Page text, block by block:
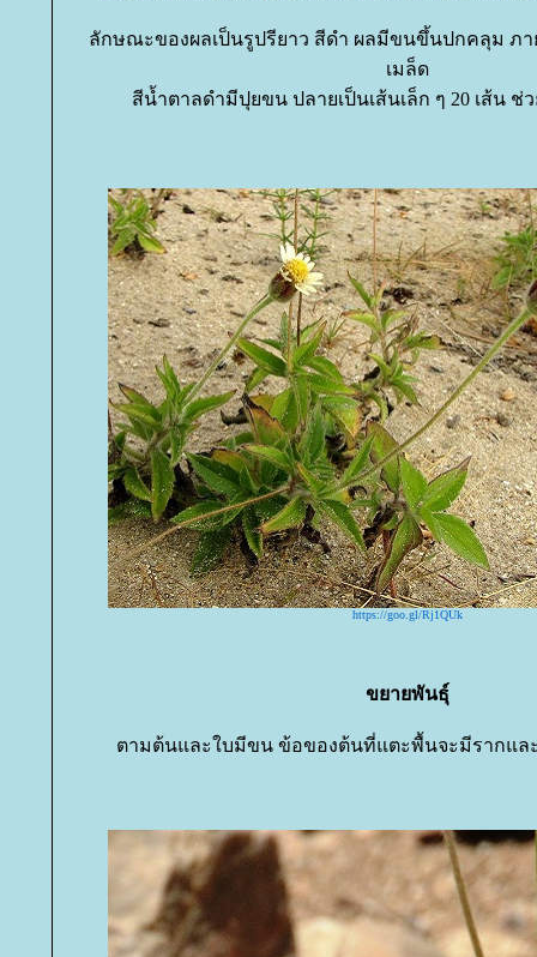
ลักษณะของผลเป็นรูปรียาว สีดำ ผลมีขนขึ้นปกคลุม ภา
เมล็ด
สีน้ำตาลดำมีปุยขน ปลายเป็นเส้นเล็ก ๆ 20 เส้น ช่
https://goo.gl/Rj1QUk
ขยายพันธุ์
ตามต้นและใบมีขน ข้อของต้นที่แตะพื้นจะมีรากแล